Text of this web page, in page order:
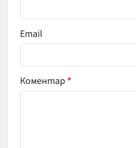
Email
Коментар*